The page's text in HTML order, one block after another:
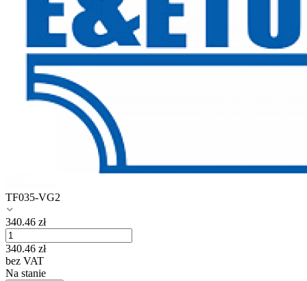
TF035-VG2
340.46 zł
340.46 zł
bez VAT
Na stanie